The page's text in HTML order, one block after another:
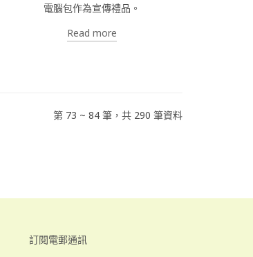
電腦包作為宣傳禮品。
Read more
第 73 ~ 84 筆，共 290 筆資料
訂閱電郵通訊